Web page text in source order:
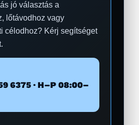
jó választás a
lőtávodhoz vagy
célodhoz? Kérj segítséget
6375 · H–P 08:00–